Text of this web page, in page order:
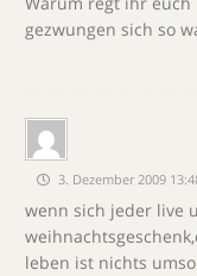
gezwungen sich so
3. Dezember 2009
wenn sich jeder live
leben ist nichts